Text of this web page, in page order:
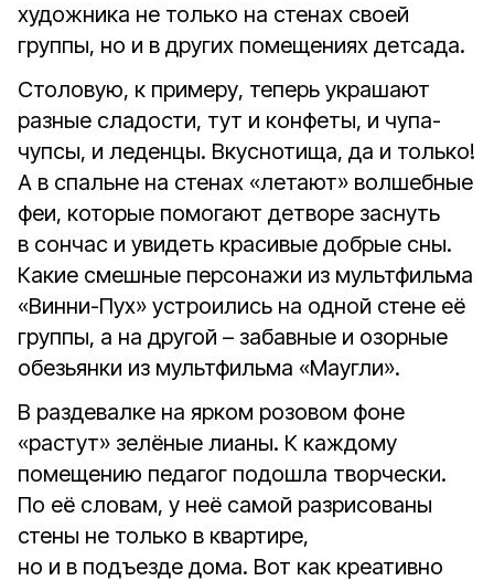
художника не только на стенах своей
группы, но и в других помещениях детсада.
Столовую, к примеру, теперь украшают
разные сладости, тут и конфеты, и чупа-
чупсы, и леденцы. Вкуснотища, да и только!
А в спальне на стенах «летают» волшебные
феи, которые помогают детворе заснуть
в сончас и увидеть красивые добрые сны.
Какие смешные персонажи из мультфильма
«Винни-Пух» устроились на одной стене её
группы, а на другой – забавные и озорные
обезьянки из мультфильма «Маугли».
В раздевалке на ярком розовом фоне
«растут» зелёные лианы. К каждому
помещению педагог подошла творчески.
По её словам, у неё самой разрисованы
стены не только в квартире,
но и в подъезде дома. Вот как креативно